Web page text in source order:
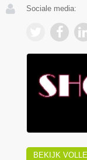
Sociale media:
BEKIJK